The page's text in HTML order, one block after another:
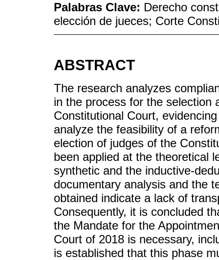
Palabras Clave: Derecho
elección de jueces; Corte
ABSTRACT
The research analyzes
in the process for the selection
Constitutional Court,
analyze the feasibility of a
election of judges of the
been applied at the theoretical
synthetic and the inductive-
documentary analysis and the
obtained indicate a lack of
Consequently, it is concluded
the Mandate for the
Court of 2018 is necessary,
is established that this phase